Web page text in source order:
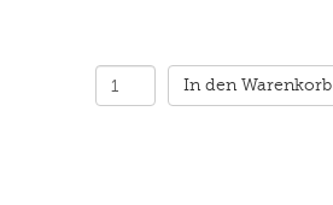
In den Warenkorb